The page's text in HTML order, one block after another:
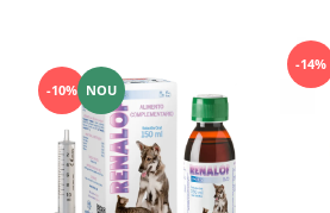
-10% NOU
-14%